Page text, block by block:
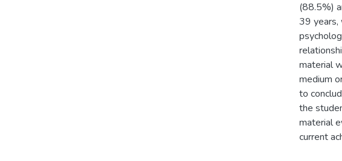
(88.5%)
39 years,
material
medium
to
the
material
current